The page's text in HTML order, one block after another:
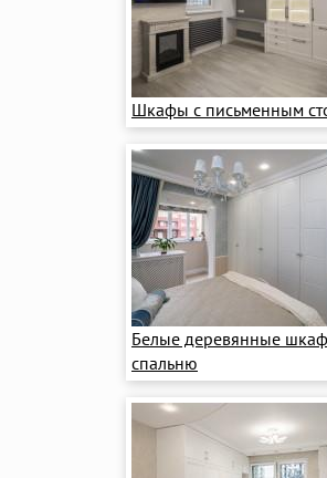
Шкафы с письменным
Белые деревянные
спальню